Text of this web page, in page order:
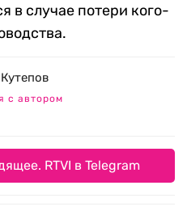
в случае потери кого-
с автором
RTVI в Telegram